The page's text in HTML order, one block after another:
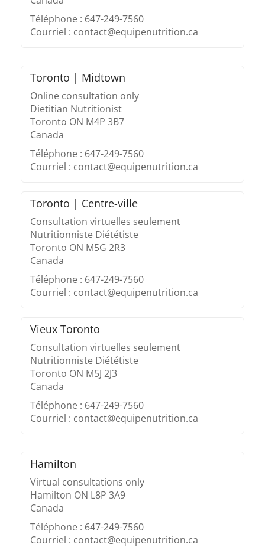
Téléphone : 647-249-7560
Courriel : contact@equipenutrition.ca
Toronto | Midtown
Online consultation only
Dietitian Nutritionist
Toronto ON M4P 3B7
Canada
Téléphone : 647-249-7560
Courriel : contact@equipenutrition.ca
Toronto | Centre-ville
Consultation virtuelles seulement
Nutritionniste Diététiste
Toronto ON M5G 2R3
Canada
Téléphone : 647-249-7560
Courriel : contact@equipenutrition.ca
Vieux Toronto
Consultation virtuelles seulement
Nutritionniste Diététiste
Toronto ON M5J 2J3
Canada
Téléphone : 647-249-7560
Courriel : contact@equipenutrition.ca
Hamilton
Virtual consultations only
Hamilton ON L8P 3A9
Canada
Téléphone : 647-249-7560
Courriel : contact@equipenutrition.ca